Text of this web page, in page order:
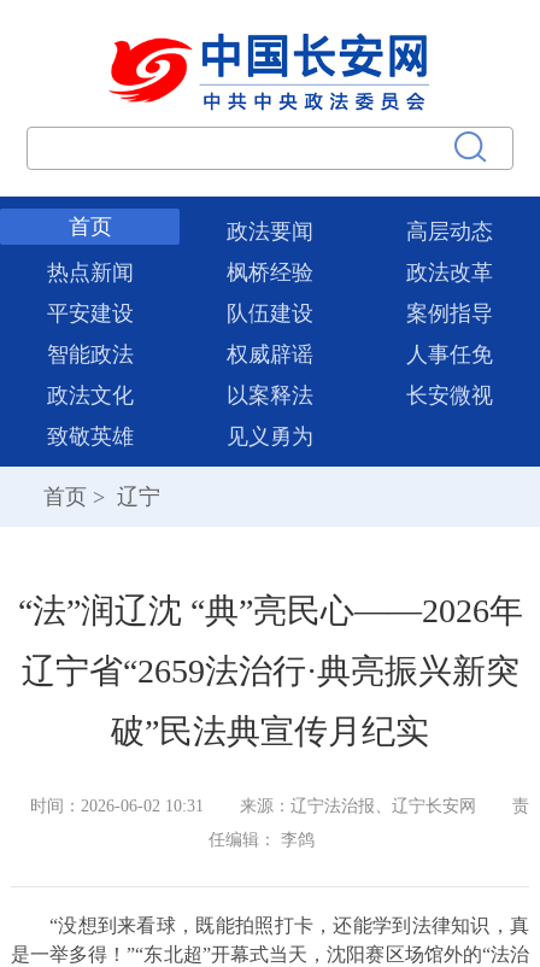
首页 政法要闻
高层动态
热点新闻
枫桥经验
政法改革
平安建设
队伍建设
案例指导
智能政法
权威辟谣
人事任免
政法文化
以案释法
长安微视
致敬英雄
见义勇为
首页 > 辽宁
“法”润辽沈 “典”亮民心——2026年
辽宁省“2659法治行·典亮振兴新突
破”民法典宣传月纪实
时间：2026-06-02 10:31 来源：辽宁法治报、辽宁长安网
责
任编辑： 李鸽
“没想到来看球，既能拍照打卡，还能学到法律知识，真
是一举多得！”“东北超”开幕式当天，沈阳赛区场馆外的“法治